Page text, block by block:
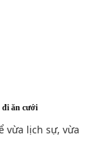
đi ăn cưới
vừa lịch sự, vừa